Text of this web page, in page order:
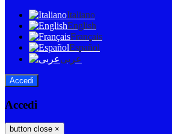
Italiano
English
Français
Español
عربى
Accedi
Accedi
button close ×